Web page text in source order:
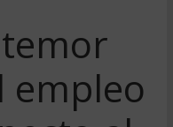
empleo